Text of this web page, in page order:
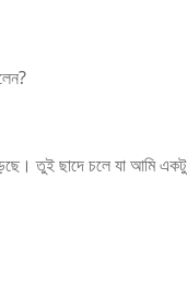
তুই ছাদে চলে যা আমি